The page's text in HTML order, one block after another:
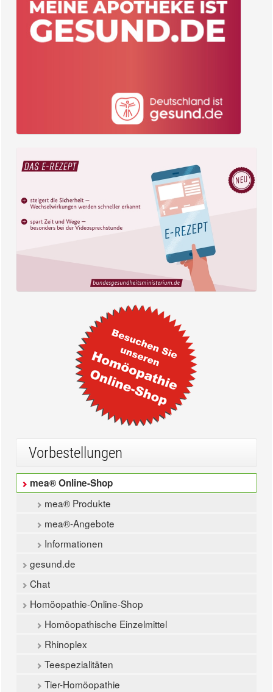
Vorbestellungen
mea® Online-Shop
mea® Produkte
mea®-Angebote
Informationen
gesund.de
Chat
Homöopathie-Online-Shop
Homöopathische Einzelmittel
Rhinoplex
Teespezialitäten
Tier-Homöopathie